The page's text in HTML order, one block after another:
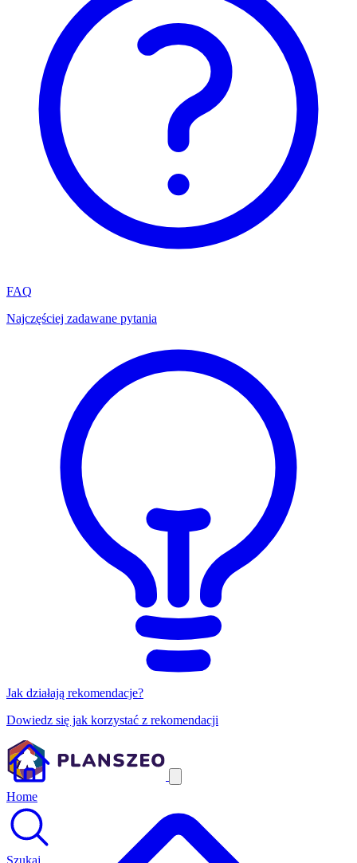
FAQ
Najczęściej zadawane pytania
Jak działają rekomendacje?
Dowiedz się jak korzystać z rekomendacji
Home
Szukaj